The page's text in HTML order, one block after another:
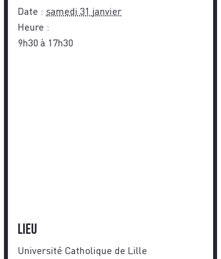
Date : samedi 31 janvier
Heure :
9h30 à 17h30
Lieu
Université Catholique de Lille